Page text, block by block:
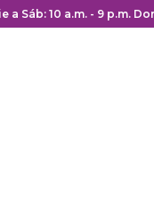
y cierre del
a Sáb: 10 a.m. - 9 p.m.